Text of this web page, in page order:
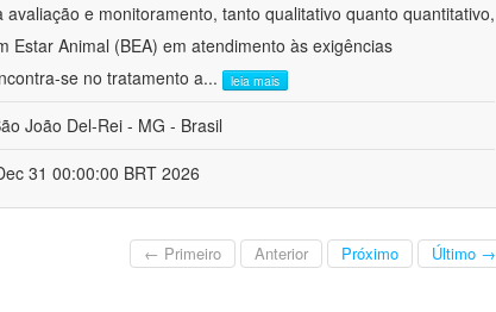
e monitoramento, tanto qualitativo quanto quantitativo,
Animal (BEA) em atendimento às exigências
se no tratamento a... leia mais
João Del-Rei - MG - Brasil
31 00:00:00 BRT 2026
← Primeiro Anterior Próximo Último →